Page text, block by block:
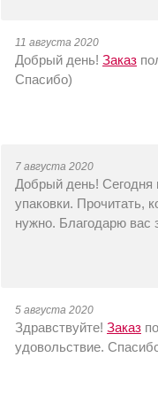
11 августа 2020
Добрый день! Заказ
Спасибо)
7 августа 2020
Добрый день! Сегодня
упаковки. Прочитать,
нужно. Благодарю вас
5 августа 2020
Здравствуйте! Заказ
удовольствие.